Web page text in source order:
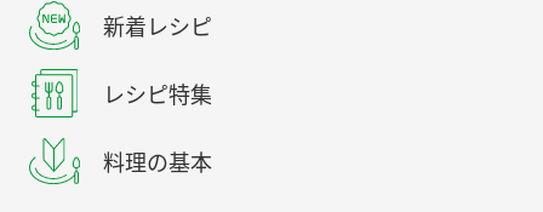
新着レシピ
レシピ特集
料理の基本